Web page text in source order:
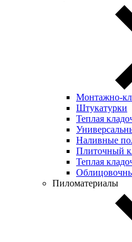
Монтажно-
Штукатурки
Теплая
Наливные
Плиточный
Теплая
Пиломатериалы